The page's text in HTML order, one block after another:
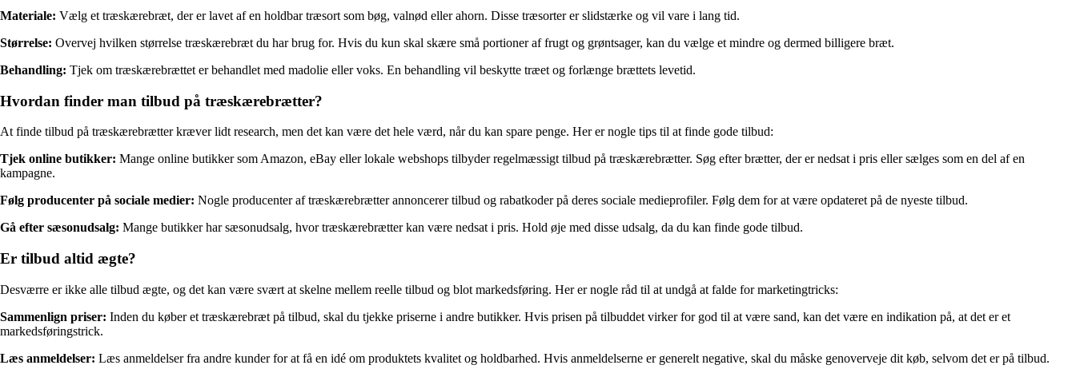
Materiale: Vælg et træskærebræt, der er lavet af en holdbar træsort som bøg, valnød eller ahorn. Disse træsorter er slidstærke og vil vare i lang tid.
Størrelse: Overvej hvilken størrelse træskærebræt du har brug for. Hvis du kun skal skære små portioner af frugt og grøntsager, kan du vælge et mindre og dermed billigere bræt.
Behandling: Tjek om træskærebrættet er behandlet med madolie eller voks. En behandling vil beskytte træet og forlænge brættets levetid.
Hvordan finder man tilbud på træskærebrætter?
At finde tilbud på træskærebrætter kræver lidt research, men det kan være det hele værd, når du kan spare penge. Her er nogle tips til at finde gode tilbud:
Tjek online butikker: Mange online butikker som Amazon, eBay eller lokale webshops tilbyder regelmæssigt tilbud på træskærebrætter. Søg efter brætter, der er nedsat i pris eller sælges som en del af en
kampagne.
Følg producenter på sociale medier: Nogle producenter af træskærebrætter annoncerer tilbud og rabatkoder på deres sociale medieprofiler. Følg dem for at være opdateret på de nyeste tilbud.
Gå efter sæsonudsalg: Mange butikker har sæsonudsalg, hvor træskærebrætter kan være nedsat i pris. Hold øje med disse udsalg, da du kan finde gode tilbud.
Er tilbud altid ægte?
Desværre er ikke alle tilbud ægte, og det kan være svært at skelne mellem reelle tilbud og blot markedsføring. Her er nogle råd til at undgå at falde for marketingtricks:
Sammenlign priser: Inden du køber et træskærebræt på tilbud, skal du tjekke priserne i andre butikker. Hvis prisen på tilbuddet virker for god til at være sand, kan det være en indikation på, at det er et
markedsføringstrick.
Læs anmeldelser: Læs anmeldelser fra andre kunder for at få en idé om produktets kvalitet og holdbarhed. Hvis anmeldelserne er generelt negative, skal du måske genoverveje dit køb, selvom det er på tilbud.